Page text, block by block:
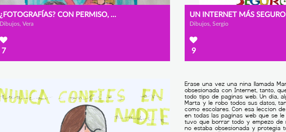
¿FOTOGRAFÍAS? CON PERMISO, GRACIAS
Dibujos, Vera
7
UN INTERNET MÁS SEGURO
Dibujos, Sergio
9